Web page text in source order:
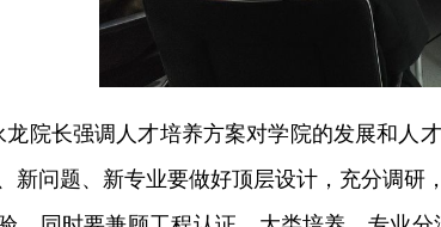
龙院长强调人才培养方案对学院的发展和人
新问题、新专业要做好顶层设计，充分调